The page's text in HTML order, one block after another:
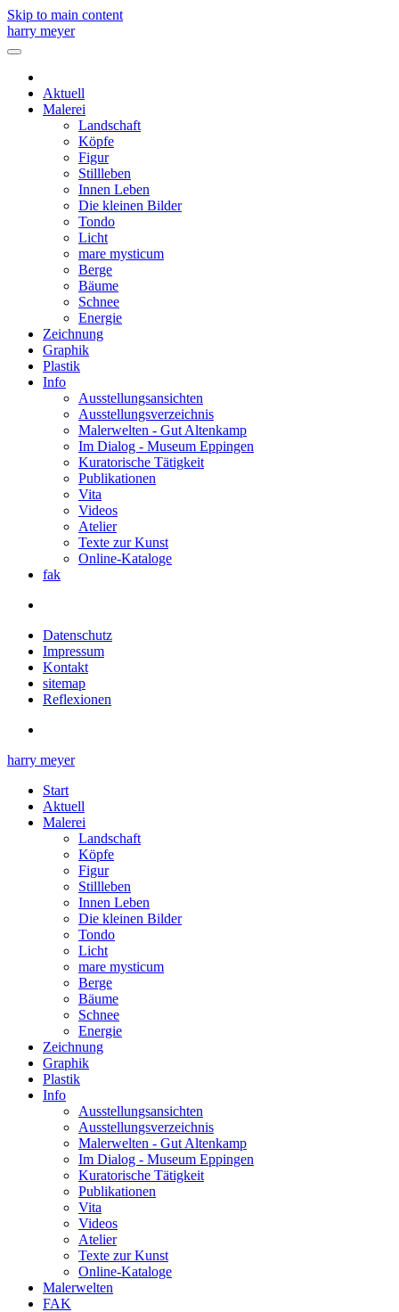
Skip to main content
harry meyer
Aktuell
Malerei
Landschaft
Köpfe
Figur
Stillleben
Innen Leben
Die kleinen Bilder
Tondo
Licht
mare mysticum
Berge
Bäume
Schnee
Energie
Zeichnung
Graphik
Plastik
Info
Ausstellungsansichten
Ausstellungsverzeichnis
Malerwelten - Gut Altenkamp
Im Dialog - Museum Eppingen
Kuratorische Tätigkeit
Publikationen
Vita
Videos
Atelier
Texte zur Kunst
Online-Kataloge
fak
Datenschutz
Impressum
Kontakt
sitemap
Reflexionen
harry meyer
Start
Aktuell
Malerei
Landschaft
Köpfe
Figur
Stillleben
Innen Leben
Die kleinen Bilder
Tondo
Licht
mare mysticum
Berge
Bäume
Schnee
Energie
Zeichnung
Graphik
Plastik
Info
Ausstellungsansichten
Ausstellungsverzeichnis
Malerwelten - Gut Altenkamp
Im Dialog - Museum Eppingen
Kuratorische Tätigkeit
Publikationen
Vita
Videos
Atelier
Texte zur Kunst
Online-Kataloge
Malerwelten
FAK